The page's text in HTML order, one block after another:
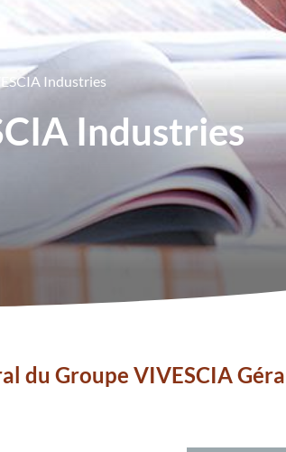
Industries
Industries
du Groupe VIVESCIA